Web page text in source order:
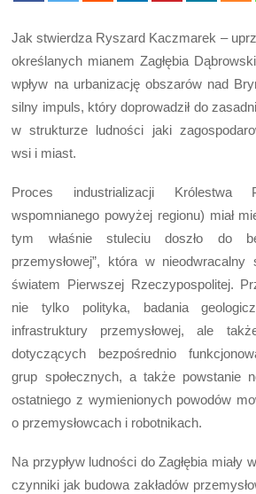
Jak stwierdza Ryszard Kaczmarek –
określanych mianem Zagłębia
wpływ na urbanizację obszarów nad
silny impuls, który doprowadził do
w strukturze ludności jaki
wsi i miast.
Proces industrializacji
wspomnianego powyżej regionu) miał
tym właśnie stuleciu doszło do
przemysłowej”, która w nieodwracalny
światem Pierwszej Rzeczypospolitej.
nie tylko polityka, badania
infrastruktury przemysłowej, ale
dotyczących bezpośrednio
grup społecznych, a także powstanie
ostatniego z wymienionych powodów
o przemysłowcach i robotnikach.
Na przypływ ludności do Zagłębia miały
czynniki jak budowa zakładów